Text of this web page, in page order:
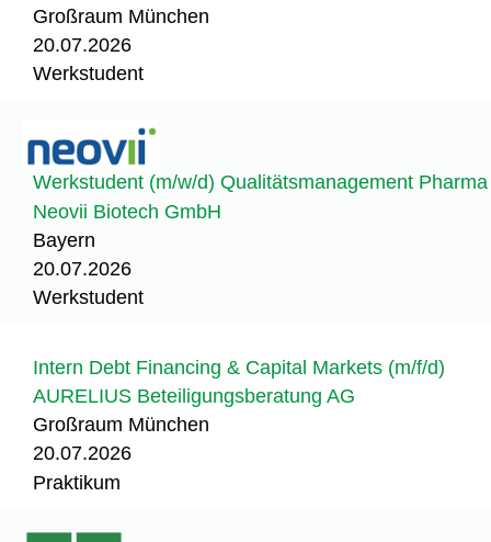
Großraum München
20.07.2026
Werkstudent
Werkstudent (m/w/d) Qualitätsmanagement Pharma
Neovii Biotech GmbH
Bayern
20.07.2026
Werkstudent
Intern Debt Financing & Capital Markets (m/f/d)
AURELIUS Beteiligungsberatung AG
Großraum München
20.07.2026
Praktikum